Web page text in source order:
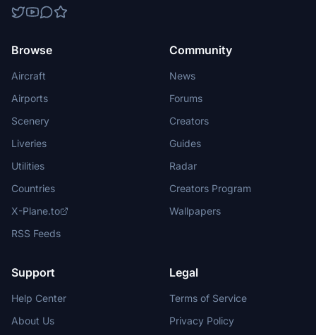
Browse
Aircraft
Airports
Scenery
Liveries
Utilities
Countries
X-Plane.to
RSS Feeds
Community
News
Forums
Creators
Guides
Radar
Creators Program
Wallpapers
Support
Help Center
About Us
Legal
Terms of Service
Privacy Policy